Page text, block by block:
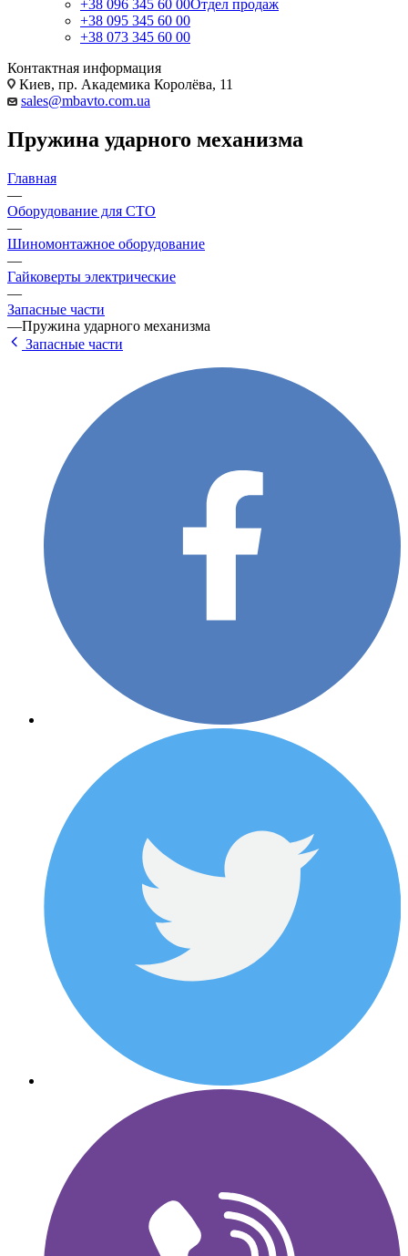
+38 096 345 60 00Отдел продаж
+38 095 345 60 00
+38 073 345 60 00
Контактная информация
Киев, пр. Академика Королёва, 11
sales@mbavto.com.ua
Пружина ударного механизма
Главная
—
Оборудование для СТО
—
Шиномонтажное оборудование
—
Гайковерты электрические
—
Запасные части
—Пружина ударного механизма
Запасные части